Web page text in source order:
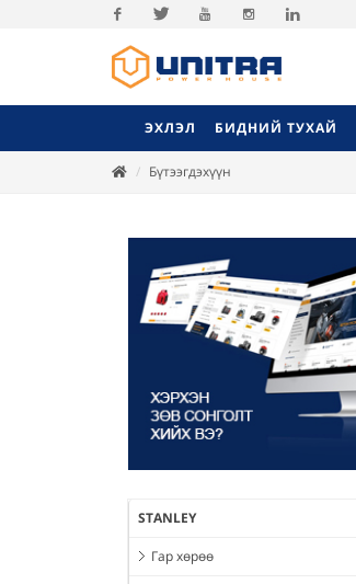
Facebook
ЭХЛЭЛ БИДНИЙ ТУХАЙ
Бүтээгдэхүүн
STANLEY
Гар хөрөө